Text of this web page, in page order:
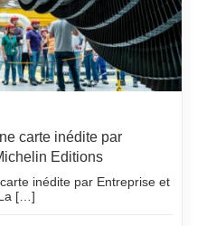
carte inédite par
Editions
inédite par Entreprise et
[…]